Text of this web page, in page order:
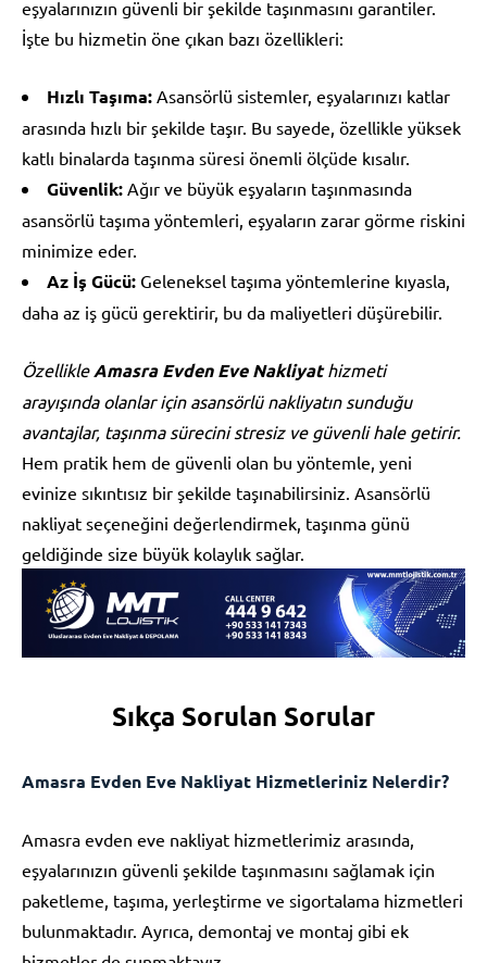
eşyalarınızın güvenli bir şekilde taşınmasını garantiler.
İşte bu hizmetin öne çıkan bazı özellikleri:
Hızlı Taşıma: Asansörlü sistemler, eşyalarınızı katlar
arasında hızlı bir şekilde taşır. Bu sayede, özellikle yüksek
katlı binalarda taşınma süresi önemli ölçüde kısalır.
Güvenlik: Ağır ve büyük eşyaların taşınmasında
asansörlü taşıma yöntemleri, eşyaların zarar görme riskini
minimize eder.
Az İş Gücü: Geleneksel taşıma yöntemlerine kıyasla,
daha az iş gücü gerektirir, bu da maliyetleri düşürebilir.
Özellikle Amasra Evden Eve Nakliyathizmeti
arayışında olanlar için asansörlü nakliyatın sunduğu
avantajlar, taşınma sürecini stresiz ve güvenli hale getirir.
Hem pratik hem de güvenli olan bu yöntemle, yeni
evinize sıkıntısız bir şekilde taşınabilirsiniz. Asansörlü
nakliyat seçeneğini değerlendirmek, taşınma günü
geldiğinde size büyük kolaylık sağlar.
Sıkça Sorulan Sorular
Amasra Evden Eve Nakliyat Hizmetleriniz Nelerdir?
Amasra evden eve nakliyat hizmetlerimiz arasında,
eşyalarınızın güvenli şekilde taşınmasını sağlamak için
paketleme, taşıma, yerleştirme ve sigortalama hizmetleri
bulunmaktadır. Ayrıca, demontaj ve montaj gibi ek